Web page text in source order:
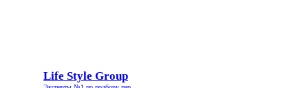
Life Style Group